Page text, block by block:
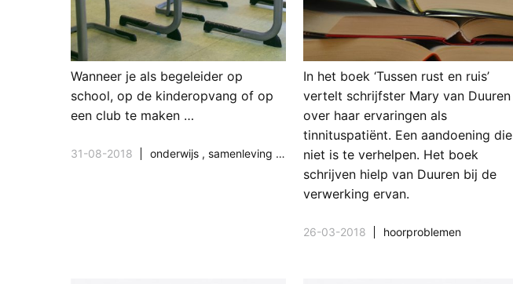
Wanneer je als begeleider op
school, op de kinderopvang of op
een club te maken …
31-08-2018 onderwijs , samenleving & maatschappij
In het boek ‘Tussen rust en ruis’
vertelt schrijfster Mary van Duuren
over haar ervaringen als
tinnituspatiënt. Een aandoening die
niet is te verhelpen. Het boek
schrijven hielp van Duuren bij de
verwerking ervan.
26-03-2018 hoorproblemen